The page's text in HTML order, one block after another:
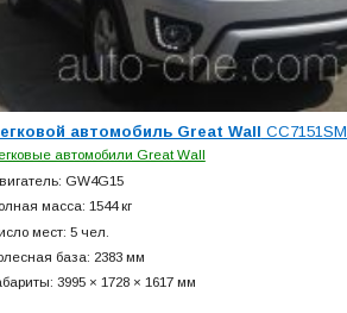
автомобиль Great Wall
автомобили Great Wall
GW4G15
масса: 1544 кг
мест: 5 чел.
база: 2383 мм
3995 × 1728 × 1617 мм